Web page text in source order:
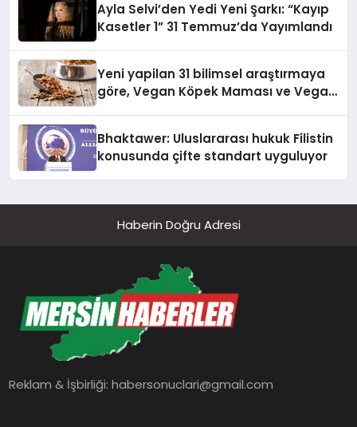
Ayla Selvi’den Yedi Yeni Şarkı: “Kayıp
Kasetler 1” 31 Temmuz’da Yayımlandı
Yeni yapilan 31 bilimsel araştırmaya
göre, Vegan Köpek Maması ve Vegan
Bhaktawer: Uluslararası hukuk Filistin
konusunda çifte standart uyguluyor
Haberin Doğru Adresi
Reklam & İşbirliği:habersonuclari@gmail.com